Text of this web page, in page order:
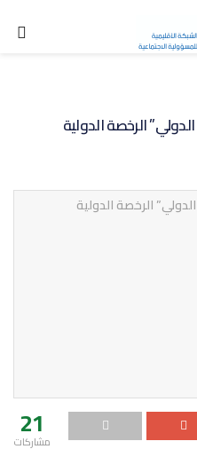
الرخصة الدولية
21
مشاركات